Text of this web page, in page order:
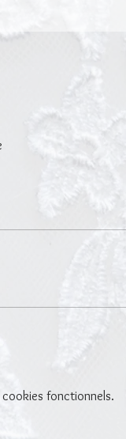
cookies fonctionnels.